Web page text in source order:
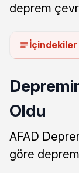
deprem
İçindekiler
Oldu
AFAD
göre